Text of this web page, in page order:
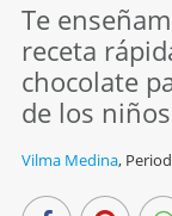
Te
receta
chocolate
de los niños
Vilma Medina,